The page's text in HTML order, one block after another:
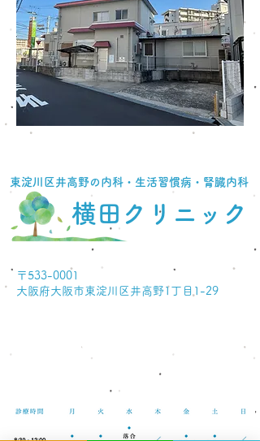
東淀川区井高野の内科・生活習慣病・腎臓内科
横田クリニック
〒533-0001
大阪府大阪市東淀川区井高野1丁目1-29
06-6340-4158